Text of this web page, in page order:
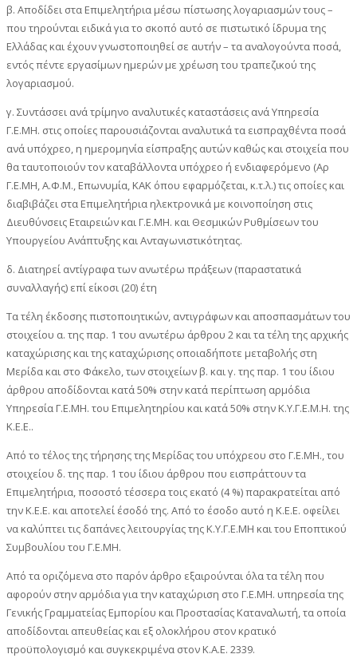
β. Αποδίδει στα Επιμελητήρια μέσω πίστωσης λογαριασμών τους –
που τηρούνται ειδικά για το σκοπό αυτό σε πιστωτικό ίδρυμα της
Ελλάδας και έχουν γνωστοποιηθεί σε αυτήν – τα αναλογούντα ποσά,
εντός πέντε εργασίμων ημερών με χρέωση του τραπεζικού της
λογαριασμού.
γ. Συντάσσει ανά τρίμηνο αναλυτικές καταστάσεις ανά Υπηρεσία
Γ.Ε.ΜΗ. στις οποίες παρουσιάζονται αναλυτικά τα εισπραχθέντα ποσά
ανά υπόχρεο, η ημερομηνία είσπραξης αυτών καθώς και στοιχεία που
θα ταυτοποιούν τον καταβάλλοντα υπόχρεο ή ενδιαφερόμενο (Αρ
Γ.Ε.ΜΗ, Α.Φ.Μ., Επωνυμία, ΚΑΚ όπου εφαρμόζεται, κ.τ.λ.) τις οποίες και
διαβιβάζει στα Επιμελητήρια ηλεκτρονικά με κοινοποίηση στις
Διευθύνσεις Εταιρειών και Γ.Ε.ΜΗ. και Θεσμικών Ρυθμίσεων του
Υπουργείου Ανάπτυξης και Ανταγωνιστικότητας.
δ. Διατηρεί αντίγραφα των ανωτέρω πράξεων (παραστατικά
συναλλαγής) επί είκοσι (20) έτη
Τα τέλη έκδοσης πιστοποιητικών, αντιγράφων και αποσπασμάτων του
στοιχείου α. της παρ. 1 του ανωτέρω άρθρου 2 και τα τέλη της αρχικής
καταχώρισης και της καταχώρισης οποιαδήποτε μεταβολής στη
Μερίδα και στο Φάκελο, των στοιχείων β. και γ. της παρ. 1 του ίδιου
άρθρου αποδίδονται κατά 50% στην κατά περίπτωση αρμόδια
Υπηρεσία Γ.Ε.ΜΗ. του Επιμελητηρίου και κατά 50% στην Κ.Υ.Γ.Ε.Μ.Η. της
Κ.Ε.Ε..
Από το τέλος της τήρησης της Μερίδας του υπόχρεου στο Γ.Ε.ΜΗ., του
στοιχείου δ. της παρ. 1 του ίδιου άρθρου που εισπράττουν τα
Επιμελητήρια, ποσοστό τέσσερα τοις εκατό (4 %) παρακρατείται από
την Κ.Ε.Ε. και αποτελεί έσοδό της. Από το έσοδο αυτό η Κ.Ε.Ε. οφείλει
να καλύπτει τις δαπάνες λειτουργίας της Κ.Υ.Γ.Ε.ΜΗ και του Εποπτικού
Συμβουλίου του Γ.Ε.ΜΗ.
Από τα οριζόμενα στο παρόν άρθρο εξαιρούνται όλα τα τέλη που
αφορούν στην αρμόδια για την καταχώριση στο Γ.Ε.ΜΗ. υπηρεσία της
Γενικής Γραμματείας Εμπορίου και Προστασίας Καταναλωτή, τα οποία
αποδίδονται απευθείας και εξ ολοκλήρου στον κρατικό
προϋπολογισμό και συγκεκριμένα στον Κ.Α.Ε. 2339.